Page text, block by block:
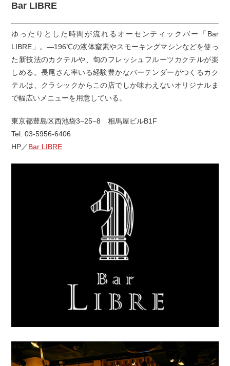
Bar LIBRE
ゆったりとした時間が流れるオーセンティックバー「Bar
LIBRE」。―196℃の液体窒素やスモーキングマシンなどを使っ
た新技法のカクテルや、旬のフレッシュフルーツカクテルが楽
しめる。長尾さん率いる経験豊かなバーテンダーがつくるカク
テルは、クラシックからこの店でしか味わえないオリジナルま
で幅広いメニューを用意している。
東京都豊島区西池袋3−25−8 相馬屋ビルB1F
Tel: 03-5956-6406
HP／Bar LIBRE